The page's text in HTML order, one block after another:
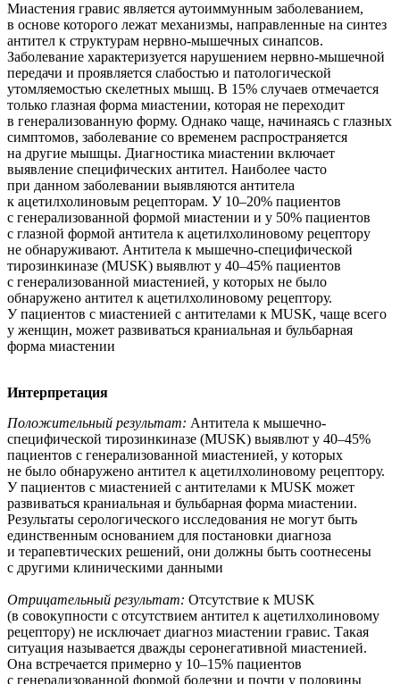
Миастения гравис является аутоиммунным заболеванием,
в основе которого лежат механизмы, направленные на синтез
антител к структурам нервно-мышечных синапсов.
Заболевание характеризуется нарушением нервно-мышечной
передачи и проявляется слабостью и патологической
утомляемостью скелетных мышц. В 15% случаев отмечается
только глазная форма миастении, которая не переходит
в генерализованную форму. Однако чаще, начинаясь с глазных
симптомов, заболевание со временем распространяется
на другие мышцы. Диагностика миастении включает
выявление специфических антител. Наиболее часто
при данном заболевании выявляются антитела
к ацетилхолиновым рецепторам. У 10–20% пациентов
с генерализованной формой миастении и у 50% пациентов
с глазной формой антитела к ацетилхолиновому рецептору
не обнаруживают. Антитела к мышечно-специфической
тирозинкиназе (MUSK) выявлют у 40–45% пациентов
с генерализованной миастенией, у которых не было
обнаружено антител к ацетилхолиновому рецептору.
У пациентов с миастенией с антителами к MUSK, чаще всего
у женщин, может развиваться краниальная и бульбарная
форма миастении
Интерпретация
Положительный результат: Антитела к мышечно-
специфической тирозинкиназе (MUSK) выявлют у 40–45%
пациентов с генерализованной миастенией, у которых
не было обнаружено антител к ацетилхолиновому рецептору.
У пациентов с миастенией с антителами к MUSK может
развиваться краниальная и бульбарная форма миастении.
Результаты серологического исследования не могут быть
единственным основанием для постановки диагноза
и терапевтических решений, они должны быть соотнесены
с другими клиническими данными
Отрицательный результат: Отсутствие к MUSK
(в совокупности с отсутствием антител к ацетилхолиновому
рецептору) не исключает диагноз миастении гравис. Такая
ситуация называется дважды серонегативной миастенией.
Она встречается примерно у 10–15% пациентов
с генерализованной формой болезни и почти у половины